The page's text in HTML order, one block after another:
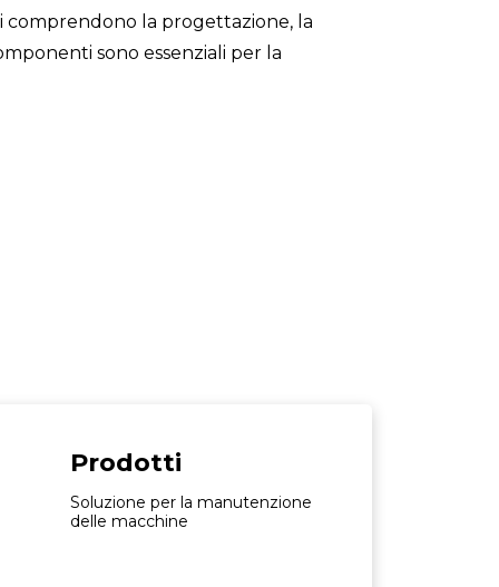
comprendono la progettazione, la
sono essenziali per la
Prodotti
Soluzione per la manutenzione
delle macchine